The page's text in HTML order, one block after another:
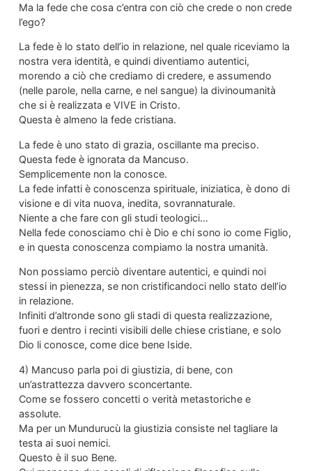
Ma la fede che cosa c’entra con ciò che crede o non crede
l’ego?
La fede è lo stato dell’io in relazione, nel quale riceviamo la
nostra vera identità, e quindi diventiamo autentici,
morendo a ciò che crediamo di credere, e assumendo
(nelle parole, nella carne, e nel sangue) la divinoumanità
che si è realizzata e VIVE in Cristo.
Questa è almeno la fede cristiana.
La fede è uno stato di grazia, oscillante ma preciso.
Questa fede è ignorata da Mancuso.
Semplicemente non la conosce.
La fede infatti è conoscenza spirituale, iniziatica, è dono di
visione e di vita nuova, inedita, sovrannaturale.
Niente a che fare con gli studi teologici…
Nella fede conosciamo chi è Dio e chi sono io come Figlio,
e in questa conoscenza compiamo la nostra umanità.
Non possiamo perciò diventare autentici, e quindi noi
stessi in pienezza, se non cristificandoci nello stato dell’io
in relazione.
Infiniti d’altronde sono gli stadi di questa realizzazione,
fuori e dentro i recinti visibili delle chiese cristiane, e solo
Dio li conosce, come dice bene Iside.
4) Mancuso parla poi di giustizia, di bene, con
un’astrattezza davvero sconcertante.
Come se fossero concetti o verità metastoriche e
assolute.
Ma per un Mundurucù la giustizia consiste nel tagliare la
testa ai suoi nemici.
Questo è il suo Bene.